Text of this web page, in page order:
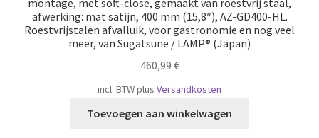
montage, met soft-close, gemaakt van roestvrij staal,
afwerking: mat satijn, 400 mm (15,8″), AZ-GD400-HL.
Roestvrijstalen afvalluik, voor gastronomie en nog veel
meer, van Sugatsune / LAMP® (Japan)
460,99 €
incl. BTWplus Versandkosten
Toevoegen aan winkelwagen